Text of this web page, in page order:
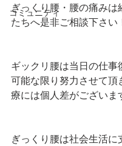
コミュニティ
ぎっくり腰・腰の痛みは
たちへ是非ご相談下さい
ギックリ腰は当日の仕事
可能な限り努力させて頂
療には個人差がございま
ぎっくり腰は社会生活に